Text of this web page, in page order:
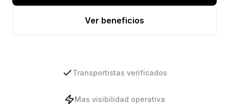
Ver beneficios
Transportistas verificados
Mas visibilidad operativa